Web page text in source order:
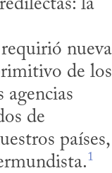
la
de los
de
países,
1